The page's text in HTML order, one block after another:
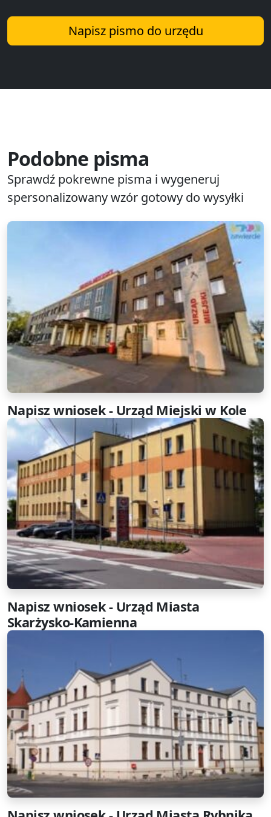
Napisz pismo do urzędu
Podobne pisma
Sprawdź pokrewne pisma i wygeneruj
spersonalizowany wzór gotowy do wysyłki
Napisz wniosek - Urząd Miejski w Kole
Napisz wniosek - Urząd Miasta
Skarżysko-Kamienna